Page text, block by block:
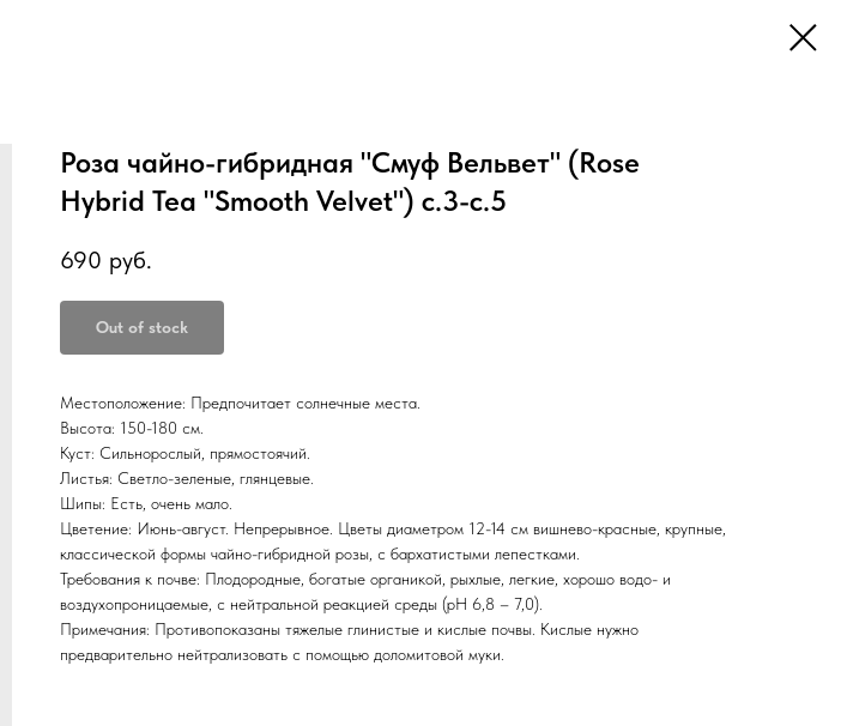
Роза чайно-гибридная "Смуф Вельвет" (Rose
Hybrid Tea "Smooth Velvet") с.3-с.5
690 руб.
Out of stock
Местоположение: Предпочитает солнечные места.
Высота: 150-180 см.
Куст: Сильнорослый, прямостоячий.
Листья: Светло-зеленые, глянцевые.
Шипы: Есть, очень мало.
Цветение: Июнь-август. Непрерывное. Цвeты диаметром 12-14 см вишнево-красные, крупные,
классической формы чайно-гибридной розы, с бархатистыми лепестками.
Требования к почве: Плодородные, богатые органикой, рыхлые, легкие, хорошо водо- и
воздухопроницаемые, с нейтральной реакцией среды (рН 6,8 – 7,0).
Примечания: Противопоказаны тяжелые глинистые и кислые почвы. Кислые нужно
предварительно нейтрализовать с помощью доломитовой муки.